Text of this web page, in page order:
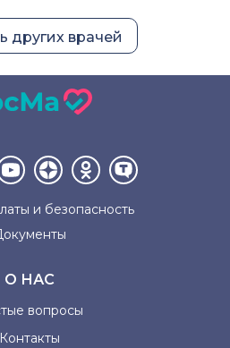
других врачей
и безопасность
О НАС
вопросы
Контакты